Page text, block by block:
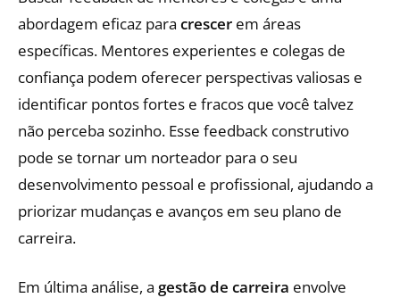
abordagem eficaz para crescer em áreas
específicas. Mentores experientes e colegas de
confiança podem oferecer perspectivas valiosas e
identificar pontos fortes e fracos que você talvez
não perceba sozinho. Esse feedback construtivo
pode se tornar um norteador para o seu
desenvolvimento pessoal e profissional, ajudando a
priorizar mudanças e avanços em seu plano de
carreira.
Em última análise, a gestão de carreira envolve